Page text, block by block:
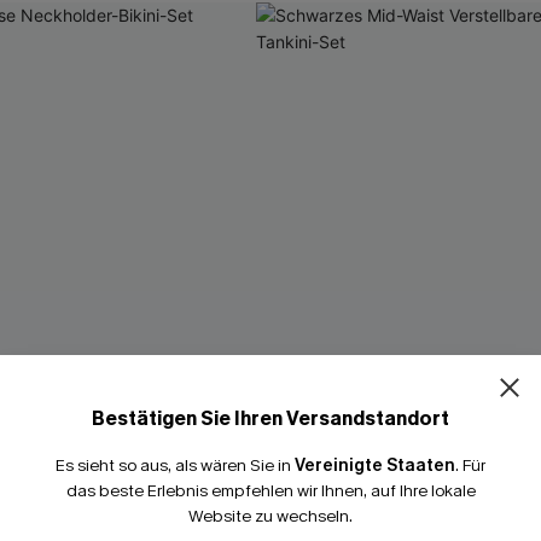
Bestätigen Sie Ihren Versandstandort
Es sieht so aus, als wären Sie in Vereinigte Staaten. Für
das beste Erlebnis empfehlen wir Ihnen, auf Ihre lokale
Website zu wechseln.